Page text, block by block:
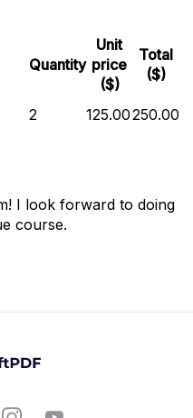
Quantity
Unit
price
($)
Total
($)
2 125.00250.00
I look forward to doing
course.